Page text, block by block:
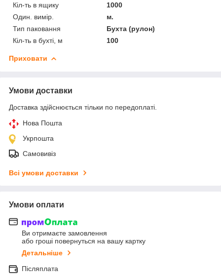
Кіл-ть в ящику
1000
Один. вимір.
м.
Тип паковання
Бухта (рулон)
Кіл-ть в бухті, м
100
Приховати
Умови доставки
Доставка здійснюється тільки по передоплаті.
Нова Пошта
Укрпошта
Самовивіз
Всі умови доставки
Умови оплати
Ви отримаєте замовлення
або гроші повернуться на вашу картку
Детальніше
Післяплата